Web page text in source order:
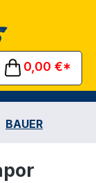
0,00 €*
BAUER